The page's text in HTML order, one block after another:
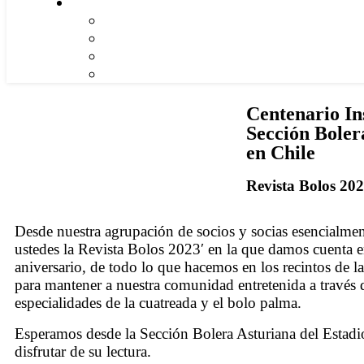
Centenario
Sección
en Chile
Revista Bolos
Desde nuestra agrupación de socios y socias
ustedes la Revista Bolos 2023′ en la que damos cuenta
aniversario, de todo lo que hacemos en los recintos de
para mantener a nuestra comunidad entretenida a
especialidades de la cuatreada y el bolo palma.
Esperamos desde la Sección Bolera Asturiana del
disfrutar de su lectura.